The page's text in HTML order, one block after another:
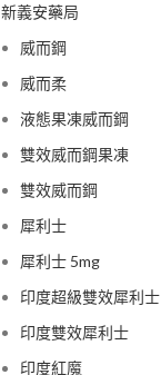
新義安藥局
威而鋼
威而柔
液態果凍威而鋼
雙效威而鋼果凍
雙效威而鋼
犀利士
犀利士 5mg
印度超級雙效犀利士
印度雙效犀利士
印度紅魔